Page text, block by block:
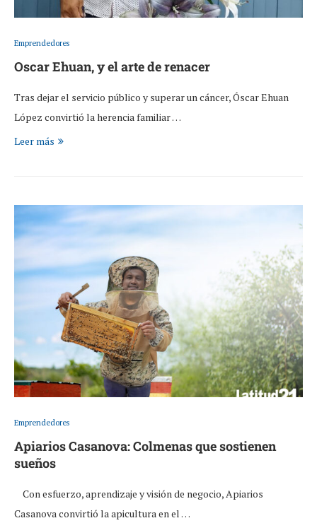
Emprendedores
Oscar Ehuan, y el arte de renacer
Tras dejar el servicio público y superar un cáncer, Óscar Ehuan
López convirtió la herencia familiar …
Leer más
Emprendedores
Apiarios Casanova: Colmenas que sostienen
sueños
Con esfuerzo, aprendizaje y visión de negocio, Apiarios
Casanova convirtió la apicultura en el …